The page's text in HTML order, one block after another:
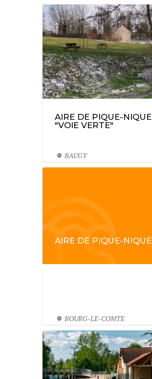
AIRE DE PIQUE-NIQUE
"VOIE VERTE"
BAUGY
AIRE DE PIQUE-NIQUE
BOURG-LE-COMTE